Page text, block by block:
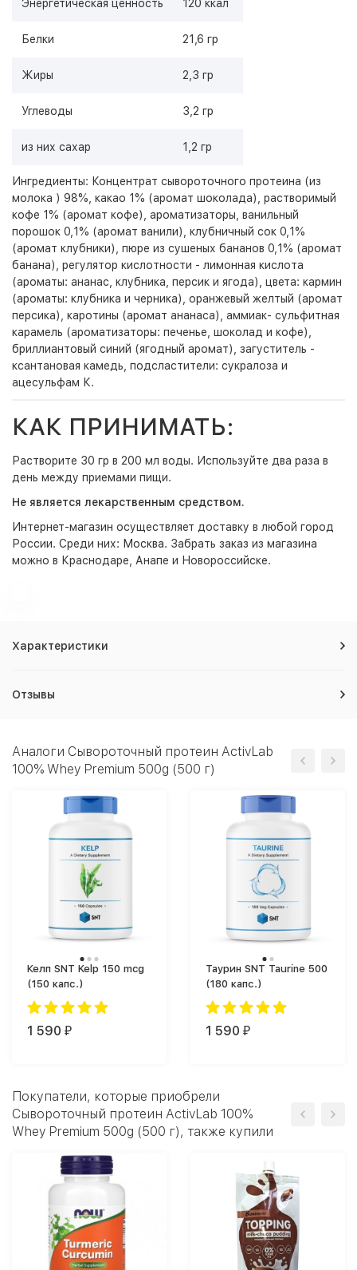
Энергетическая ценность 120 ккал
Белки 21,6 гр
Жиры 2,3 гр
Углеводы 3,2 гр
из них сахар 1,2 гр
Ингредиенты: Концентрат сывороточного протеина (из
молока ) 98%, какао 1% (аромат шоколада), растворимый
кофе 1% (аромат кофе), ароматизаторы, ванильный
порошок 0,1% (аромат ванили), клубничный сок 0,1%
(аромат клубники), пюре из сушеных бананов 0,1% (аромат
банана), регулятор кислотности - лимонная кислота
(ароматы: ананас, клубника, персик и ягода), цвета: кармин
(ароматы: клубника и черника), оранжевый желтый (аромат
персика), каротины (аромат ананаса), аммиак- сульфитная
карамель (ароматизаторы: печенье, шоколад и кофе),
бриллиантовый синий (ягодный аромат), загуститель -
ксантановая камедь, подсластители: сукралоза и
ацесульфам К.
КАК ПРИНИМАТЬ:
Растворите 30 гр в 200 мл воды. Используйте два раза в
день между приемами пищи.
Не является лекарственным средством.
Интернет-магазин осуществляет доставку в любой город
России. Среди них: Москва. Забрать заказ из магазина
можно в Краснодаре, Анапе и Новороссийске.
Характеристики
Отзывы
Аналоги Сывороточный протеин ActivLab
100% Whey Premium 500g (500 г)
Келп SNT Kelp 150 mcg
(150 капс.)
1 590 ₽
Таурин SNT Taurine 500
(180 капс.)
1 590 ₽
Покупатели, которые приобрели
Сывороточный протеин ActivLab 100%
Whey Premium 500g (500 г), также купили